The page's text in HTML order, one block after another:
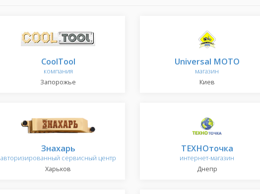
CoolTool
компания
Запорожье
Universal MOTO
магазин
Киев
Знахарь
авторизированный сервисный центр
Харьков
ТЕХНОточка
интернет-магазин
Днепр